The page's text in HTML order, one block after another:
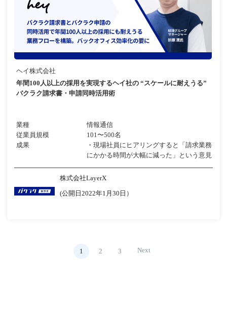
ヘイ株式会社
年間100人以上の採用を実現するヘイ社の “スケールに耐えうる”
バクラク請求書・申請同時活用術
業種
情報通信
従業員規模
101〜500名
成果
・現場社員にヒアリングすると「請求業務
にかかる時間が大幅に減った」という意見
株式会社LayerX
(公開日2022年1月30日）
1 2 3 Next